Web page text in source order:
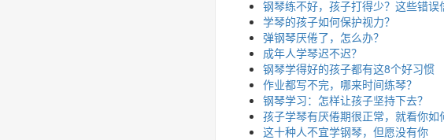
钢琴练不好，孩子打得少？这些错误
学琴的孩子如何保护视力？
弹钢琴厌倦了，怎么办？
成年人学琴迟不迟？
钢琴学得好的孩子都有这8个好习惯
作业都写不完，哪来时间练琴？
钢琴学习：怎样让孩子坚持下去？
孩子学琴有厌倦期很正常，就看你如
这十种人不宜学钢琴，但愿没有你